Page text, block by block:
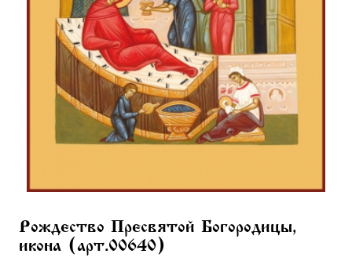
Рождество Пресвятой Богородицы,
икона (арт.00640)